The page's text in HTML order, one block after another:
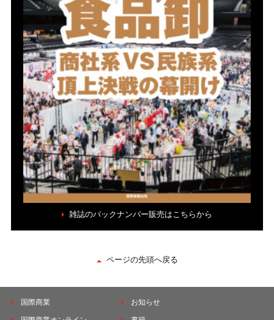
雑誌のバックナンバー販売はこちらから
ページの先頭へ戻る
国際商業 お知らせ